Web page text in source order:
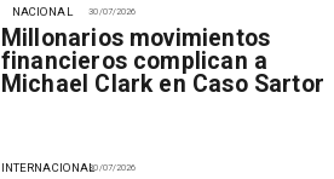
30/07/2026
Millonarios movimientos
financieros complican a
Michael Clark en Caso Sartor
NACIONAL
30/07/2026
INTERNACIONAL